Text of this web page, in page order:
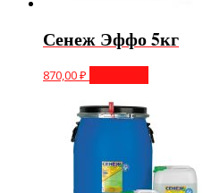
Сенеж Эффо 5кг
870,00₽